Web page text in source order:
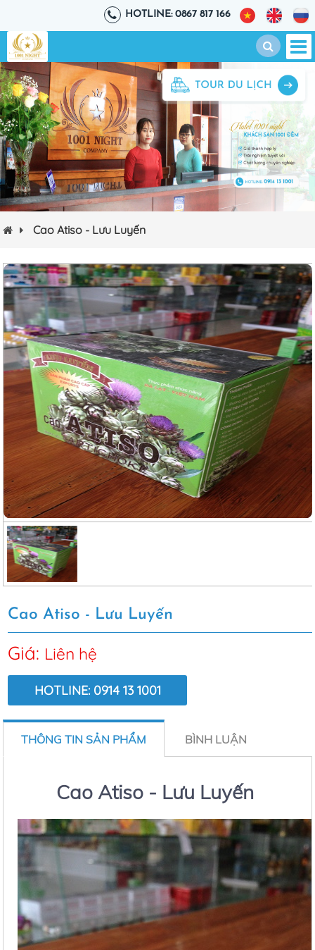
HOTLINE: 0867 817 166
Cao Atiso - Lưu Luyến
Cao Atiso - Lưu Luyến
Giá: Liên hệ
HOTLINE: 0914 13 1001
THÔNG TIN SẢN PHẨM BÌNH LUẬN
Cao Atiso - Lưu Luyến